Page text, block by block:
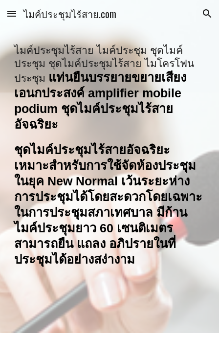
Skip to main content Skip to navigation
ไมค์ประชุมไร้สาย.com
ไมค์ประชุมไร้สาย ไมค์ประชุม ชุดไมค์
ประชุม ชุดไมค์ประชุมไร้สาย ไมโครโฟน
ประชุม แท่นยืนบรรยายขยายเสียง
เอนกประสงค์ amplifier mobile
podium ชุดไมค์ประชุมไร้สาย
อัจฉริยะ
ชุดไมค์ประชุมไร้สายอัจฉริยะ
เหมาะสำหรับการใช้จัดห้องประชุม
ในยุค New Normal เว้นระยะห่าง
การประชุมได้โดยสะดวกโดยเฉพาะ
ในการประชุมสภาเทศบาล มีก้าน
ไมค์ประชุมยาว 60 เซนติเมตร
สามารถยืน แถลง อภิปรายในที่
ประชุมได้อย่างสง่างาม